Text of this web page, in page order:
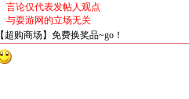
言论仅代表发帖人观点
与耍游网的立场无关
【超购商场】免费换奖品~go！